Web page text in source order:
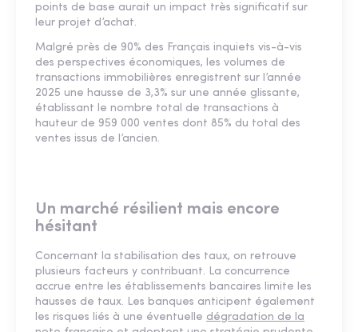
points de base aurait un impact très significatif sur
leur projet d’achat.
Malgré près de 90% des Français inquiets vis-à-vis
des perspectives économiques, les volumes de
transactions immobilières enregistrent sur l’année
2025 une hausse de 3,3% sur une année glissante,
établissant le nombre total de transactions à
hauteur de 959 000 ventes dont 85% du total des
ventes issus de l’ancien.
Un marché résilient mais encore
hésitant
Concernant la stabilisation des taux, on retrouve
plusieurs facteurs y contribuant. La concurrence
accrue entre les établissements bancaires limite les
hausses de taux. Les banques anticipent également
les risques liés à une éventuelle dégradation de la